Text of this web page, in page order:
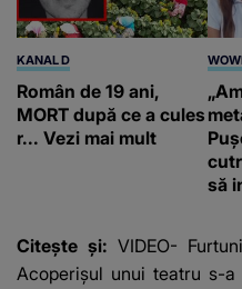
KANAL D
Român de 19 ani,
MORT după ce a cules
r... Vezi mai mult
să
Citește și: VIDEO-
Acoperișul unui teatru s-